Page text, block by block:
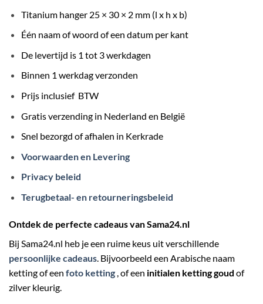
Titanium hanger 25 × 30 × 2 mm (l x h x b)
Één naam of woord of een datum per kant
De levertijd is 1 tot 3 werkdagen
Binnen 1 werkdag verzonden
Prijs inclusief BTW
Gratis verzending in Nederland en België
Snel bezorgd of afhalen in Kerkrade
Voorwaarden en Levering
Privacy beleid
Terugbetaal- en retourneringsbeleid
Ontdek de perfecte cadeaus van Sama24.nl
Bij Sama24.nl heb je een ruime keus uit verschillende
persoonlijke cadeaus . Bijvoorbeeld een Arabische naam
ketting of een foto ketting , of een initialen ketting goud of
zilver kleurig.